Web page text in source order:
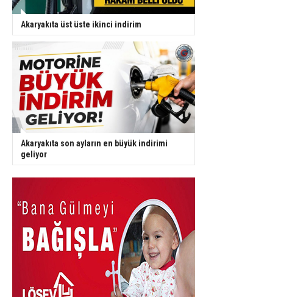
Akaryakıta üst üste ikinci indirim
Akaryakıta son ayların en büyük indirimi
geliyor